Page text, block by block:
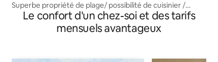
Superbe propriété de plage/ possibilité de cuisinier /
bateau
Le confort d'un chez-soi et des tarifs
mensuels avantageux